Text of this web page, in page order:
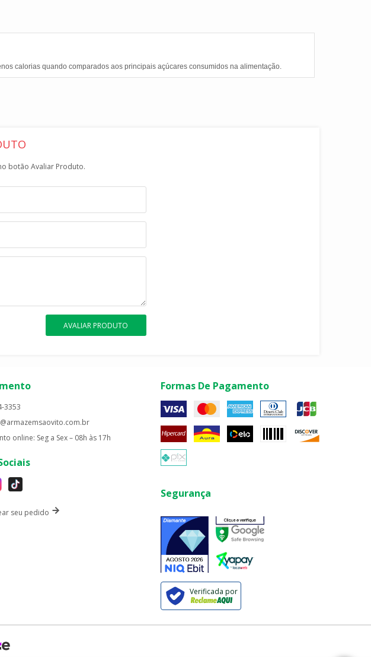
calorias quando comparados aos principais açúcares consumidos na alimentação.
botão Avaliar Produto.
AVALIAR PRODUTO
3353
online: Seg a Sex – 08h às 17h
seu pedido
Formas De Pagamento
Segurança
Verificada por